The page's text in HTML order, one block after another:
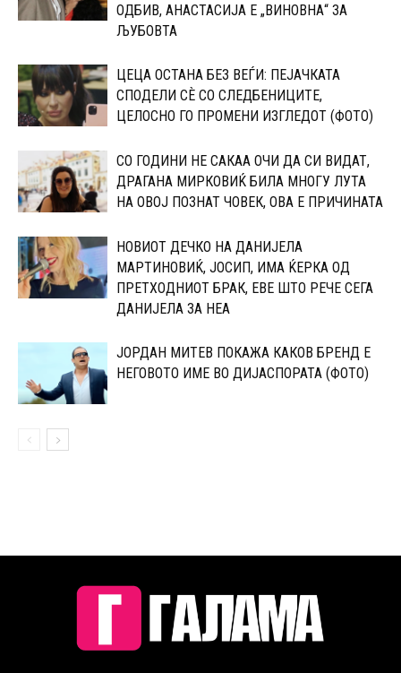
ОДБИВ, АНАСТАСИЈА Е „ВИНОВНА“ ЗА
ЉУБОВТА
ЦЕЦА ОСТАНА БЕЗ ВЕЃИ: ПЕЈАЧКАТА
СПОДЕЛИ СЀ СО CЛЕДБЕНИЦИТЕ,
ЦЕЛОСНО ГО ПРОМЕНИ ИЗГЛЕДОТ (ФОТО)
СО ГОДИНИ НЕ САКАА ОЧИ ДА СИ ВИДАТ,
ДРАГАНА МИРКОВИЌ БИЛА МНОГУ ЛУТА
НА ОВОЈ ПОЗНАТ ЧОВЕК, ОВА Е ПРИЧИНАТА
НОВИОТ ДЕЧКО НА ДАНИЈЕЛА
МАPТИНОВИЌ, ЈОСИП, ИМА ЌЕPКА ОД
ПPЕТХОДНИОТ БРАК, ЕВЕ ШТО РЕЧЕ СЕГА
ДАНИЈЕЛА ЗА НЕА
ЈОРДАН МИТЕВ ПОКАЖА КАКОВ БРЕНД Е
НЕГОВОТО ИМЕ ВО ДИЈАСПОРАТА (ФОТО)